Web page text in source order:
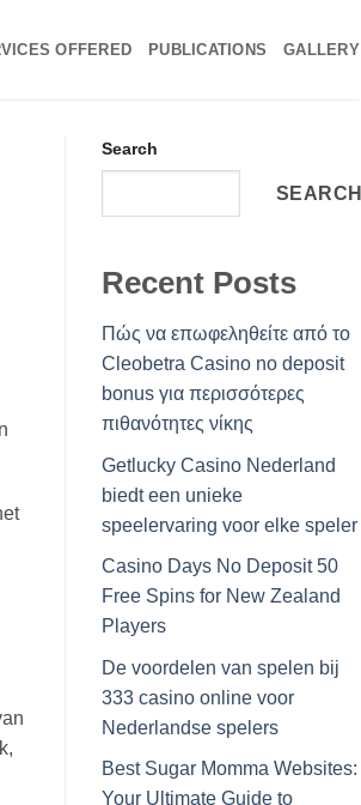
OFFERED PUBLICATIONS GALLERY
Search
SEARCH
Recent Posts
Πώς να επωφεληθείτε από το
Cleobetra Casino no deposit
bonus για περισσότερες
πιθανότητες νίκης
Getlucky Casino Nederland
biedt een unieke
speelervaring voor elke speler
Casino Days No Deposit 50
Free Spins for New Zealand
Players
De voordelen van spelen bij
333 casino online voor
Nederlandse spelers
Best Sugar Momma Websites:
Your Ultimate Guide to